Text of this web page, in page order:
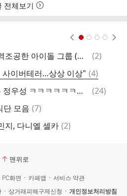
전체보기
오늘 홍대에서 게릴라로 역조공한 아이돌 그룹 (주어: 몬스타엑스)
댓
(2)
사이버테러…상상 이상" 댓
글
(4)
청룡영화상에서 사과하는 정우성 ㅋㅋㅋㅋㅋㅋㅋㅋㅋ.twt
댓
(24)
단 모음 댓
(7)
지, 다니엘 셀카 댓
(2)
맨위로
PC화면 카페앱
서비스 약관
상거래피해구제신청 개인정보처리방침